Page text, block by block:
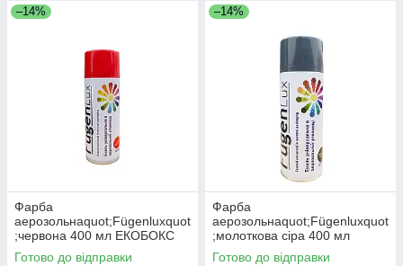
–14%
Фарба
аерозольнаquot;Fügenluxquot
;червона 400 мл ЕКОБОКС
Готово до відправки
–14%
Фарба
аерозольнаquot;Fügenluxquot
;молоткова сіра 400 мл
ЕКОБОКС
Готово до відправки